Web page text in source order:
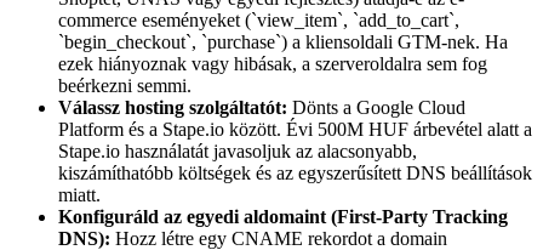
commerce eseményeket (`view_item`, `add_to_cart`,
`begin_checkout`, `purchase`) a kliensoldali GTM-nek. Ha
ezek hiányoznak vagy hibásak, a szerveroldalra sem fog
beérkezni semmi.
Válassz hosting szolgáltatót: Dönts a Google Cloud
Platform és a Stape.io között. Évi 500M HUF árbevétel alatt a
Stape.io használatát javasoljuk az alacsonyabb,
kiszámíthatóbb költségek és az egyszerűsített DNS beállítások
miatt.
Konfiguráld az egyedi aldomaint (First-Party Tracking
DNS): Hozz létre egy CNAME rekordot a domain